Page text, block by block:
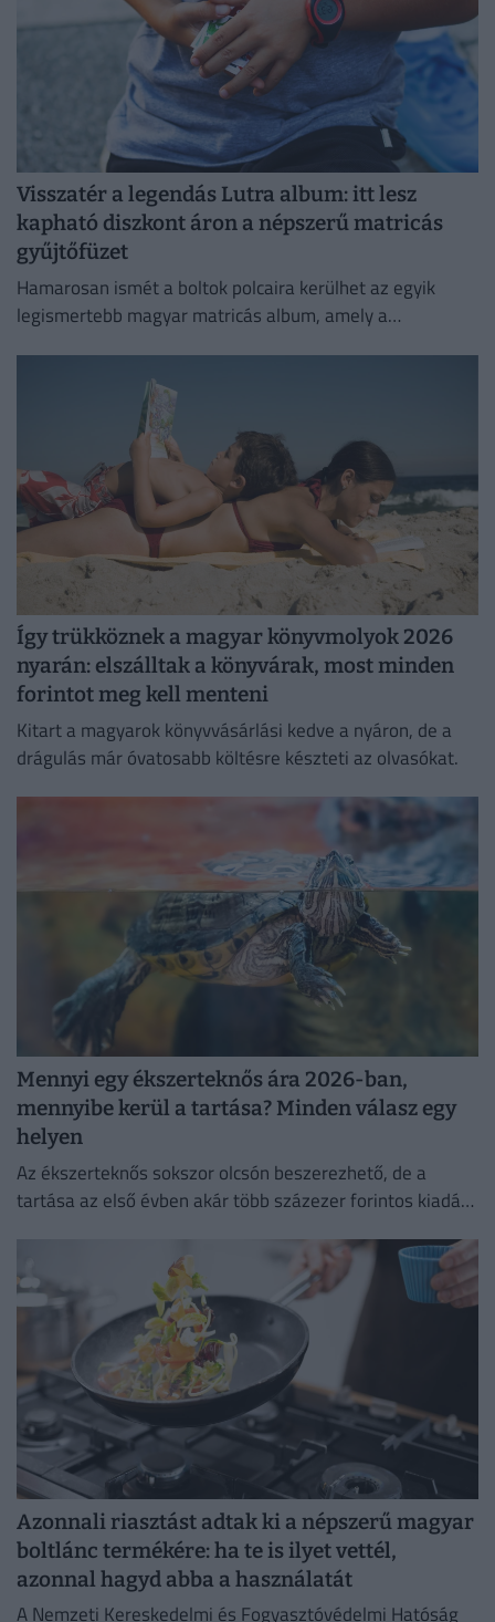
Visszatér a legendás Lutra album: itt lesz
kapható diszkont áron a népszerű matricás
gyűjtőfüzet
Hamarosan ismét a boltok polcaira kerülhet az egyik
legismertebb magyar matricás album, amely a
Így trükköznek a magyar könyvmolyok 2026
nyarán: elszálltak a könyvárak, most minden
forintot meg kell menteni
Kitart a magyarok könyvvásárlási kedve a nyáron, de a
drágulás már óvatosabb költésre készteti az olvasókat.
Mennyi egy ékszerteknős ára 2026-ban,
mennyibe kerül a tartása? Minden válasz egy
helyen
Az ékszerteknős sokszor olcsón beszerezhető, de a
tartása az első évben akár több százezer forintos kiadás
Azonnali riasztást adtak ki a népszerű magyar
boltlánc termékére: ha te is ilyet vettél,
azonnal hagyd abba a használatát
A Nemzeti Kereskedelmi és Fogyasztóvédelmi Hatóság